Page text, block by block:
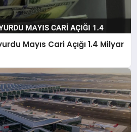
Mayıs Cari Açığı 1.4 Milyar